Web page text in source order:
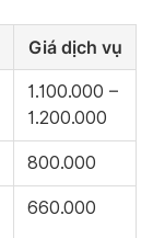
Giá dịch vụ
1.100.000 –
1.200.000
800.000
660.000